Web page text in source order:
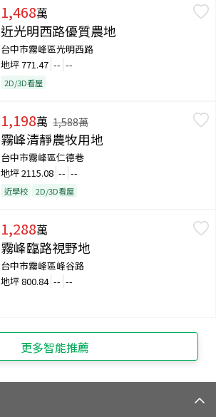
1,468萬
近光明西路優質農地
台中市霧峰區光明西路
地坪771.47 -- --
2D/3D看屋
1,198萬 1,588萬
霧峰清靜農牧用地
台中市霧峰區仁德巷
地坪2115.08 -- --
近學校 2D/3D看屋
1,288萬
霧峰臨路視野地
台中市霧峰區峰谷路
地坪800.84 -- --
更多智能推薦